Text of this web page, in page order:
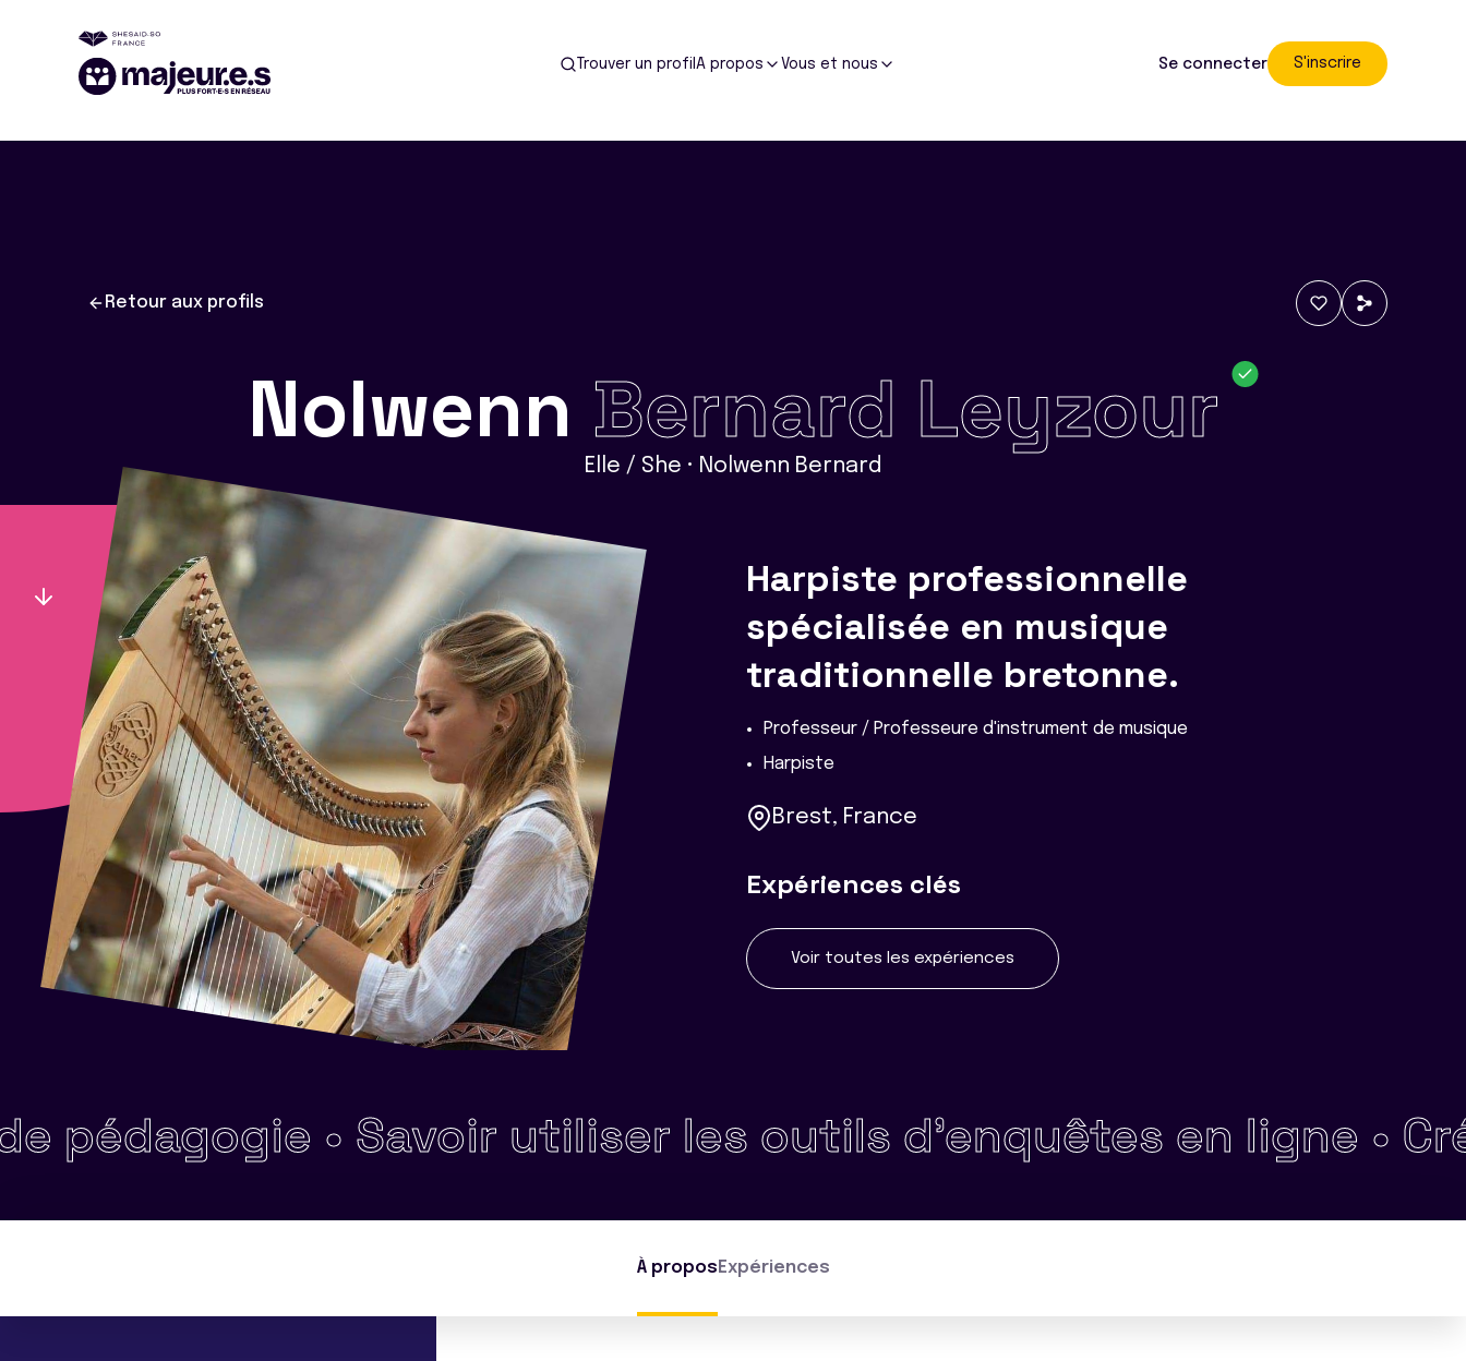
Trouver un profil A propos Vous et nous Se connecter S'inscrire
Retour aux profils
Nolwenn Bernard Leyzour
Elle / She • Nolwenn Bernard
Harpiste professionnelle
spécialisée en musique
traditionnelle bretonne.
Professeur / Professeure d'instrument de musique
Harpiste
Brest, France
Expériences clés
Voir toutes les expériences
•Savoir utiliser les outils d'enquêtes en ligne •
À propos Expériences